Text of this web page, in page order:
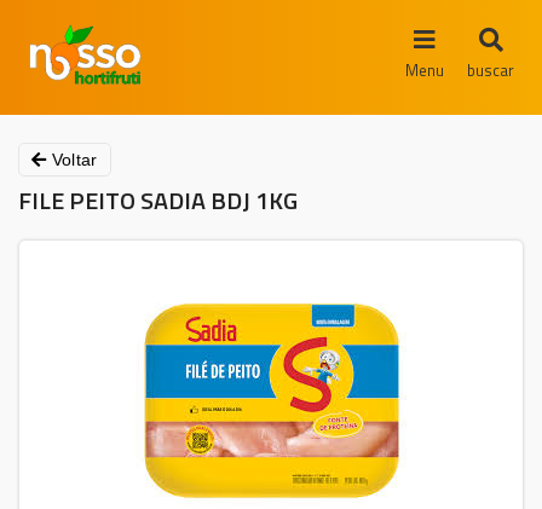
Menu buscar
Voltar
FILE PEITO SADIA BDJ 1KG